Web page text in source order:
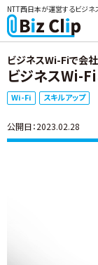
NTT西日本が運営するビジネ
ビジネスWi-Fiで会社
ビジネスWi-
Wi-Fi スキルアップ
公開日：2023.02.28